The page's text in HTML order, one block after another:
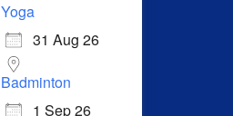
Yoga
31 Aug 26
Badminton
1 Sep 26